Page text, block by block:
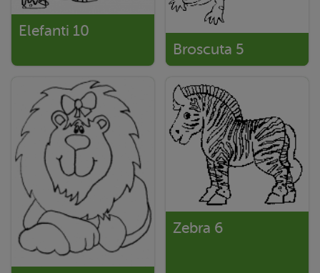
Elefanti 10
Broscuta 5
Zebra 6